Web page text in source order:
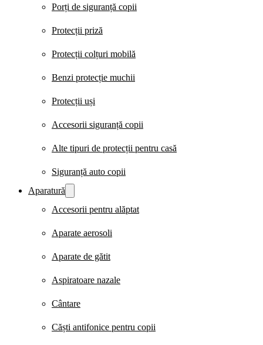
Porți de siguranță copii
Protecții priză
Protecții colțuri mobilă
Benzi protecție muchii
Protecții uși
Accesorii siguranță copii
Alte tipuri de protecții pentru casă
Siguranță auto copii
Aparatură
Accesorii pentru alăptat
Aparate aerosoli
Aparate de gătit
Aspiratoare nazale
Cântare
Căști antifonice pentru copii